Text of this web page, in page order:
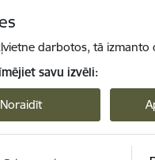
darbotos, tā
savu izvēli:
Noraidīt